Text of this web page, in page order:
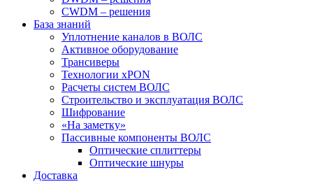
CWDM – решения
База знаний
Уплотнение каналов в ВОЛС
Активное оборудование
Трансиверы
Технологии xPON
Расчеты систем ВОЛС
Строительство и эксплуатация ВОЛС
Шифрование
«На заметку»
Пассивные компоненты ВОЛС
Оптические сплиттеры
Оптические шнуры
Доставка